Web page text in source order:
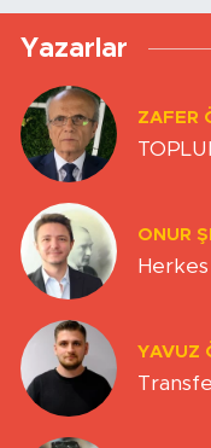
Yazarlar
ZAFER
ONUR
YAVUZ